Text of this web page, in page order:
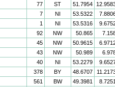
77 ST 51.7954
7 NI 53.5322
1 NI 53.5316
92 NW 50.865
45 NW 50.9615
43 NW 50.989
40 NI 53.2279
378 BY 48.6707
561 BW 49.3981